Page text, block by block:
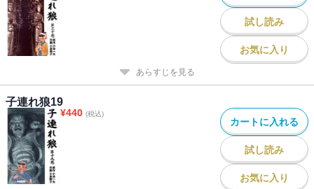
試し読み
お気に入り
あらすじを見る
子連れ狼19
¥440 (税込)
カートに入れる
試し読み
お気に入り